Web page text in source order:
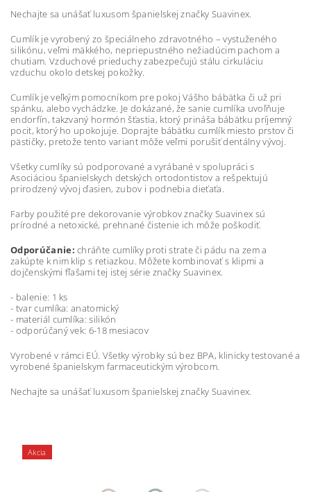
Nechajte sa unášať luxusom španielskej značky Suavinex.
Cumlík je vyrobený zo špeciálneho zdravotného – vystuženého
silikónu, veľmi mäkkého, nepriepustného nežiadúcim pachom a
chutiam. Vzduchové prieduchy zabezpečujú stálu cirkuláciu
vzduchu okolo detskej pokožky.
Cumlík je veľkým pomocníkom pre pokoj Vášho bábätka či už pri
spánku, alebo vychádzke. Je dokázané, že sanie cumlíka uvoľňuje
endorfín, takzvaný hormón šťastia, ktorý prináša bábätku príjemný
pocit, ktorý ho upokojuje. Doprajte bábätku cumlík miesto prstov či
pästičky, pretože tento variant môže veľmi porušiť dentálny vývoj.
Všetky cumlíky sú podporované a vyrábané v spolupráci s
Asociáciou španielskych detských ortodontistov a rešpektujú
prirodzený vývoj ďasien, zubov i podnebia dieťaťa.
Farby použité pre dekorovanie výrobkov značky Suavinex sú
prírodné a netoxické, prehnané čistenie ich môže poškodiť.
Odporúčanie: chráňte cumlíky proti strate či pádu na zem a
zakúpte k nim klip s retiazkou. Môžete kombinovať s klipmi a
dojčenskými fľašami tej istej série značky Suavinex.
- balenie: 1 ks
- tvar cumlíka: anatomický
- materiál cumlíka: silikón
- odporúčaný vek: 6-18 mesiacov
Vyrobené v rámci EÚ. Všetky výrobky sú bez BPA, klinicky testované a
vyrobené španielskym farmaceutickým výrobcom.
Nechajte sa unášať luxusom španielskej značky Suavinex.
Akcia